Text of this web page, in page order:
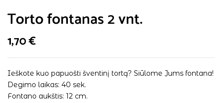
Torto fontanas 2 vnt.
1,70€
Ieškote kuo papuošti šventinį tortą? Siūlome Jums fontana!
Degimo laikas: 40 sek.
Fontano aukštis: 12 cm.